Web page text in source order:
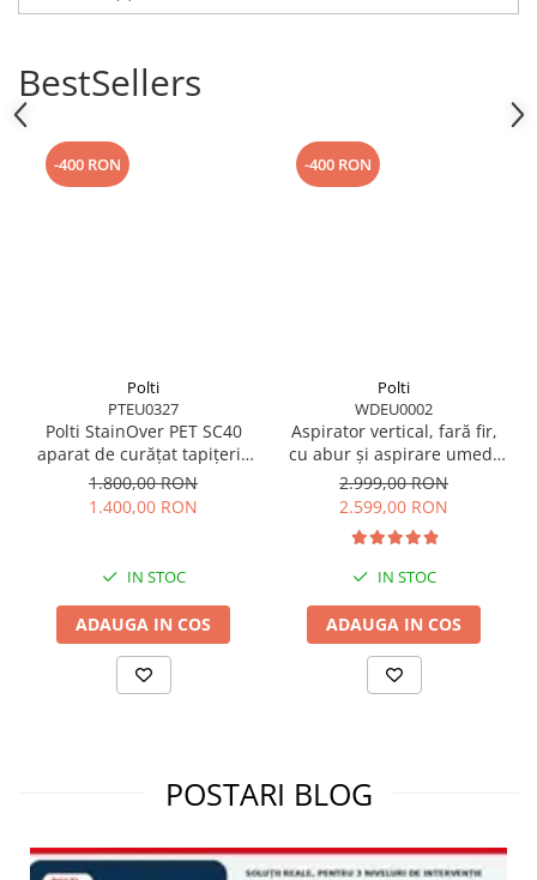
Periile pentru spalare prin injectie/extracție pot fi îmbinate sau
separate de ramele periilor.
BestSellers
-400 RON
Polti
PTEU0327
Polti StainOver PET SC40
aparat de curățat tapițerie
cu abur și aspirare 4 în 1,
cu perie pentru păr de
animale și SteamActive
1.800,00 RON
1.400,00 RON
IN STOC
ADAUGA IN COS
-400 RON
Polti
WDEU0002
Aspirator vertical, fară fir,
cu abur și aspirare umed-
uscată, 450 W, aspirare 14
kPa, 0.6 l, 71 Db, 4,2 Kg,
gri/negru, Polti RollySteam
WD40C
2.999,00 RON
2.599,00 RON
IN STOC
ADAUGA IN COS
POSTARI BLOG